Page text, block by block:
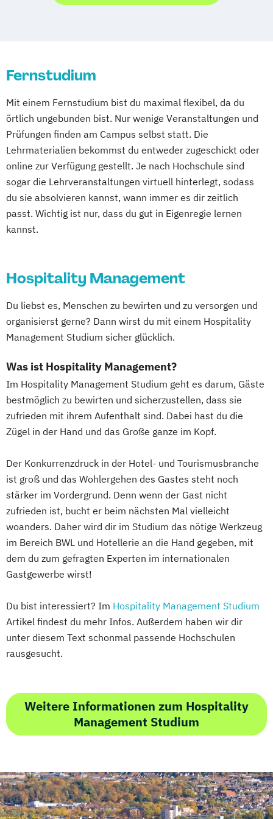
Fernstudium
Mit einem Fernstudium bist du maximal flexibel, da du
örtlich ungebunden bist. Nur wenige Veranstaltungen und
Prüfungen finden am Campus selbst statt. Die
Lehrmaterialien bekommst du entweder zugeschickt oder
online zur Verfügung gestellt. Je nach Hochschule sind
sogar die Lehrveranstaltungen virtuell hinterlegt, sodass
du sie absolvieren kannst, wann immer es dir zeitlich
passt. Wichtig ist nur, dass du gut in Eigenregie lernen
kannst.
Hospitality Management
Du liebst es, Menschen zu bewirten und zu versorgen und
organisierst gerne? Dann wirst du mit einem Hospitality
Management Studium sicher glücklich.
Was ist Hospitality Management?
Im Hospitality Management Studium geht es darum, Gäste
bestmöglich zu bewirten und sicherzustellen, dass sie
zufrieden mit ihrem Aufenthalt sind. Dabei hast du die
Zügel in der Hand und das Große ganze im Kopf.
Der Konkurrenzdruck in der Hotel- und Tourismusbranche
ist groß und das Wohlergehen des Gastes steht noch
stärker im Vordergrund. Denn wenn der Gast nicht
zufrieden ist, bucht er beim nächsten Mal vielleicht
woanders. Daher wird dir im Studium das nötige Werkzeug
im Bereich BWL und Hotellerie an die Hand gegeben, mit
dem du zum gefragten Experten im internationalen
Gastgewerbe wirst!
Du bist interessiert? Im Hospitality Management Studium
Artikel findest du mehr Infos. Außerdem haben wir dir
unter diesem Text schonmal passende Hochschulen
rausgesucht.
Weitere Informationen zum Hospitality
Management Studium